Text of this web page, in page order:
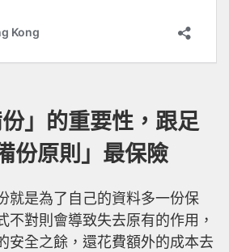
份」的重要性，跟足
份原則」最保險
就是為了自己的資料多一份保
不對則會導致失去原有的作用，
安全之餘，還花費額外的成本去